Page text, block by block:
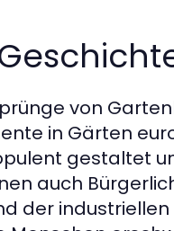
von
in Gärten
gestaltet
auch
der industriellen